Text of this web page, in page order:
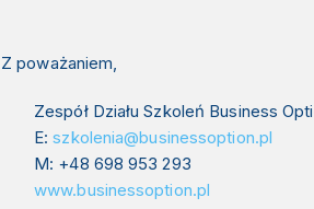
Z poważaniem,
Zespół Działu Szkoleń Business
E:szkolenia@businessoption.pl
M: +48 698 953 293
www.businessoption.pl